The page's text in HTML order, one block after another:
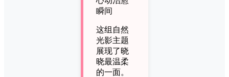
这组自然
光影主题
展现了晓
晓最温柔
的一面。